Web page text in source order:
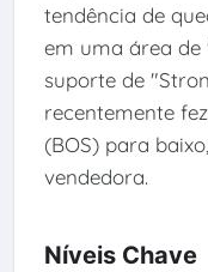
tendência de
em uma área
suporte de
recentemente
(BOS) para
vendedora.
Níveis Chave